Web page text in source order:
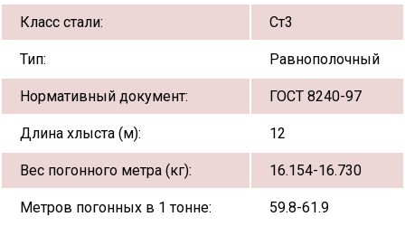
Класс стали: Ст3
Тип: Равнополочный
Нормативный документ: ГОСТ 8240-97
Длина хлыста (м): 12
Вес погонного метра (кг): 16.154-16.730
Метров погонных в 1 тонне: 59.8-61.9